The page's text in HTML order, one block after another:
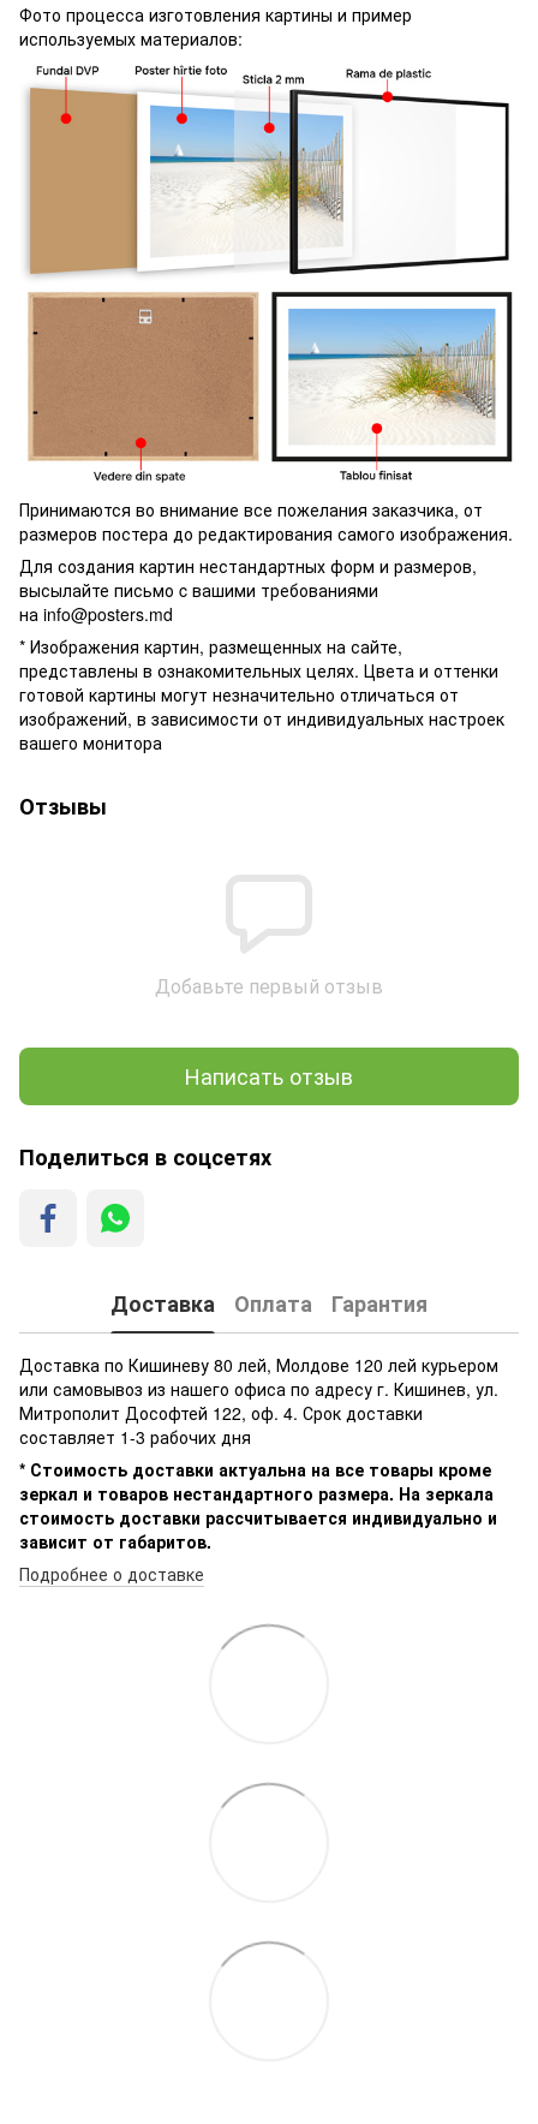
Фото процесса изготовления картины и пример
используемых материалов:
Принимаются во внимание все пожелания заказчика, от
размеров постера до редактирования самого изображения.
Для создания картин нестандартных форм и размеров,
высылайте письмо c вашими требованиями
на info@posters.md
* Изображения картин, размещенных на сайте,
представлены в ознакомительных целях. Цвета и оттенки
готовой картины могут незначительно отличаться от
изображений, в зависимости от индивидуальных настроек
вашего монитора
Отзывы
Добавьте первый отзыв
Написать отзыв
Поделиться в соцсетях
Доставка Оплата Гарантия
Доставка по Кишиневу 80 лей, Молдове 120 лей курьером
или самовывоз из нашего офиса по адресу г. Кишинев, ул.
Митрополит Дософтей 122, оф. 4. Срок доставки
составляет 1-3 рабочих дня
* Стоимость доставки актуальна на все товары кроме
зеркал и товаров нестандартного размера. На зеркала
стоимость доставки рассчитывается индивидуально и
зависит от габаритов.
Подробнее о доставке